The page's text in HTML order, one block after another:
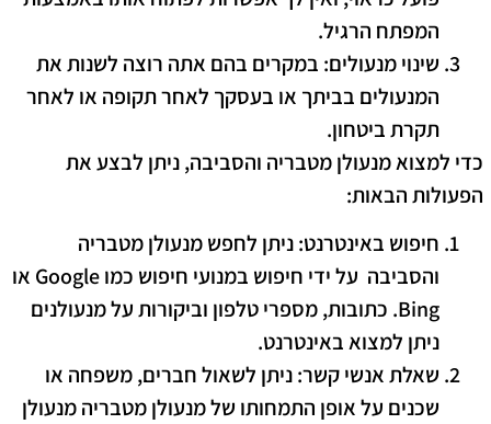
המפתח הרגיל.
שינוי מנעולים: במקרים בהם אתה רוצה לשנות את
המנעולים בביתך או בעסקך לאחר תקופה או לאחר
תקרת ביטחון.
כדי למצוא מנעולן מטבריה והסביבה, ניתן לבצע את
הפעולות הבאות:
חיפוש באינטרנט: ניתן לחפש מנעולן מטבריה
והסביבה על ידי חיפוש במנועי חיפוש כמו Google או
Bing. כתובות, מספרי טלפון וביקורות על מנעולנים
ניתן למצוא באינטרנט.
שאלת אנשי קשר: ניתן לשאול חברים, משפחה או
שכנים על אופן התמחותו של מנעולן מטבריה מנעולן